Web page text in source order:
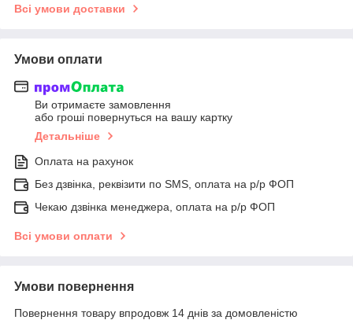
Всі умови доставки
Умови оплати
Ви отримаєте замовлення
або гроші повернуться на вашу картку
Детальніше
Оплата на рахунок
Без дзвінка, реквізити по SMS, оплата на р/р ФОП
Чекаю дзвінка менеджера, оплата на р/р ФОП
Всі умови оплати
Умови повернення
Повернення товару впродовж 14 днів за домовленістю